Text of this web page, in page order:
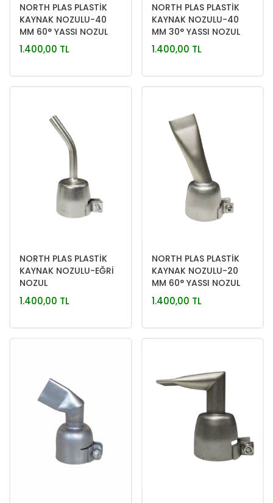
NORTH PLAS PLASTİK
KAYNAK NOZULU-40
MM 60° YASSI NOZUL
1.400,00 TL
NORTH PLAS PLASTİK
KAYNAK NOZULU-40
MM 30° YASSI NOZUL
1.400,00 TL
NORTH PLAS PLASTİK
KAYNAK NOZULU-EĞRİ
NOZUL
1.400,00 TL
NORTH PLAS PLASTİK
KAYNAK NOZULU-20
MM 60° YASSI NOZUL
1.400,00 TL